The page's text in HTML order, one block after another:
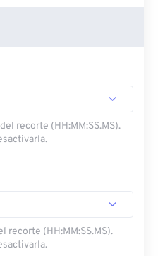
recorte (HH:MM:SS.MS).
recorte (HH:MM:SS.MS).